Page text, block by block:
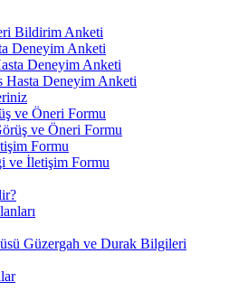
Bildirim Anketi
Deneyim Anketi
Deneyim Anketi
Hasta Deneyim Anketi
ve Öneri Formu
ve Öneri Formu
Formu
ve İletişim Formu
Güzergah ve Durak Bilgileri